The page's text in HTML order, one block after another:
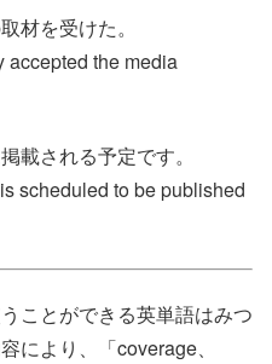
材を受けた。
accepted the media
載される予定です。
scheduled to be published
ことができる英単語はみつ
により、「coverage、